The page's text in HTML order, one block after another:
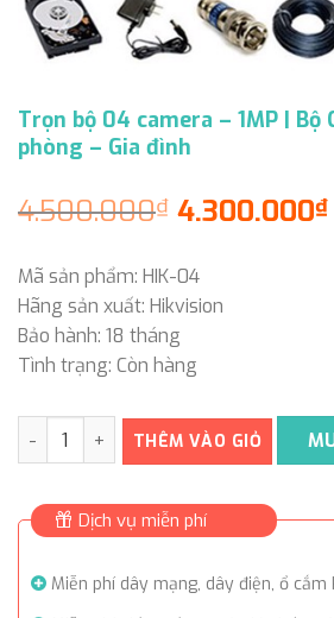
Trọn bộ 04 camera – 1MP | Bộ
phòng – Gia đình
4.500.000₫
Original
was:
4.500.000₫.
4.300.000₫
Current
is:
4.300.000₫.
Mã sản phẩm: HIK-04
Hãng sản xuất: Hikvision
Bảo hành: 18 tháng
Tình trạng: Còn hàng
Trọn bộ 04 camera - 1MP | Bộ
THÊM VÀO GIỎ
Dịch vụ miễn phí
Miễn phí dây mạng, dây điện, ổ cắm